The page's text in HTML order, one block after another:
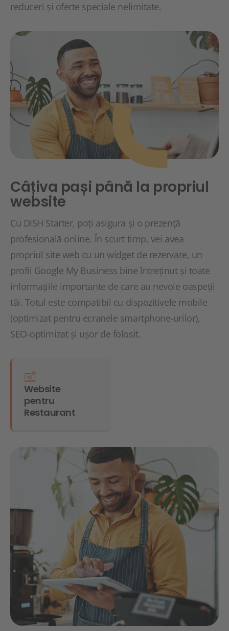
reduceri și oferte speciale nelimitate.
Câțiva pași până la propriul
website
Cu DISH Starter, poți asigura și o prezență
profesională online. În scurt timp, vei avea
propriul site web cu un widget de rezervare, un
profil Google My Business bine întreținut și toate
informațiile importante de care au nevoie oaspeții
tăi. Totul este compatibil cu dispozitivele mobile
(optimizat pentru ecranele smartphone-urilor),
SEO-optimizat și ușor de folosit.
Website
pentru
Restaurant